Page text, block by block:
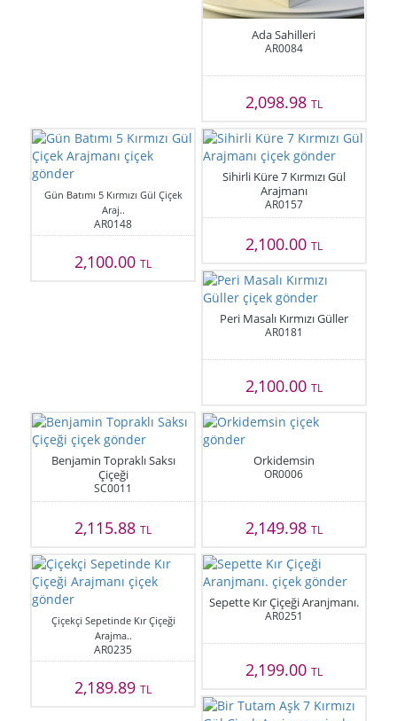
Ada Sahilleri
AR0084
2,098.98 TL
Gün Batımı 5 Kırmızı Gül Çiçek
Araj..
AR0148
2,100.00TL
Sihirli Küre 7 Kırmızı Gül
Arajmanı
AR0157
2,100.00 TL
Peri Masalı Kırmızı Güller
AR0181
2,100.00 TL
Benjamin Topraklı Saksı
Çiçeği
SC0011
2,115.88TL
Orkidemsin
OR0006
2,149.98 TL
Çiçekçi Sepetinde Kır Çiçeği
Arajma..
AR0235
2,189.89TL
Sepette Kır Çiçeği Aranjmanı.
AR0251
2,199.00 TL